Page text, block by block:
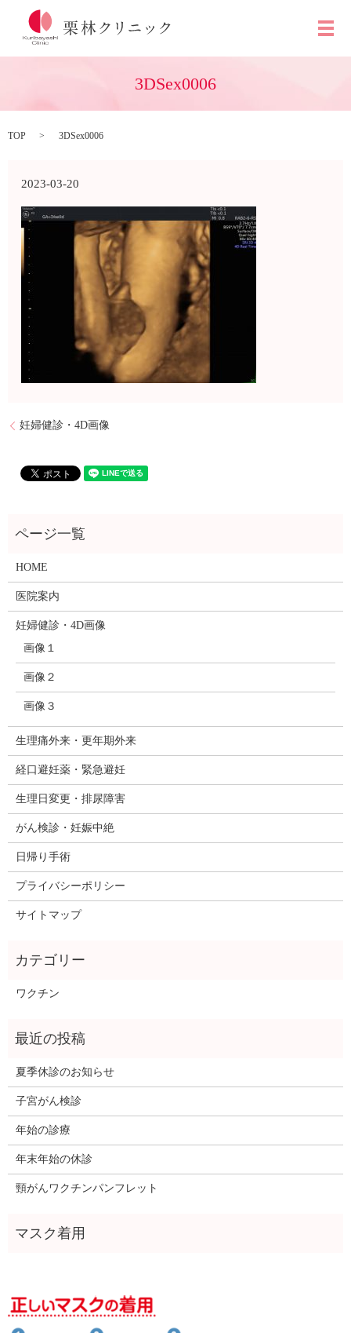
メ
3DSex0006
TOP 3DSex0006
2023-03-20
妊婦健診・4D画像
HOME
医院案内
妊婦健診・4D画像
画像１
画像２
画像３
生理痛外来・更年期外来
経口避妊薬・緊急避妊
生理日変更・排尿障害
がん検診・妊娠中絶
日帰り手術
プライバシーポリシー
サイトマップ
ワクチン
夏季休診のお知らせ
子宮がん検診
年始の診療
年末年始の休診
頸がんワクチンパンフレット